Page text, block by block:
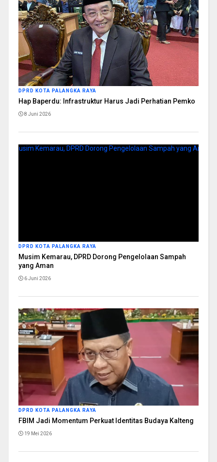
DPRD KOTA PALANGKA RAYA
Hap Baperdu: Infrastruktur Harus Jadi Perhatian Pemko
8 Juni 2026
DPRD KOTA PALANGKA RAYA
Musim Kemarau, DPRD Dorong Pengelolaan Sampah
yang Aman
6 Juni 2026
DPRD KOTA PALANGKA RAYA
FBIM Jadi Momentum Perkuat Identitas Budaya Kalteng
19 Mei 2026